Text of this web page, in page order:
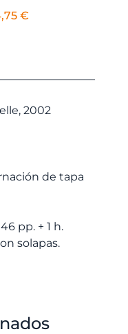
€
2002
de tapa
pp. + 1 h.
solapas.